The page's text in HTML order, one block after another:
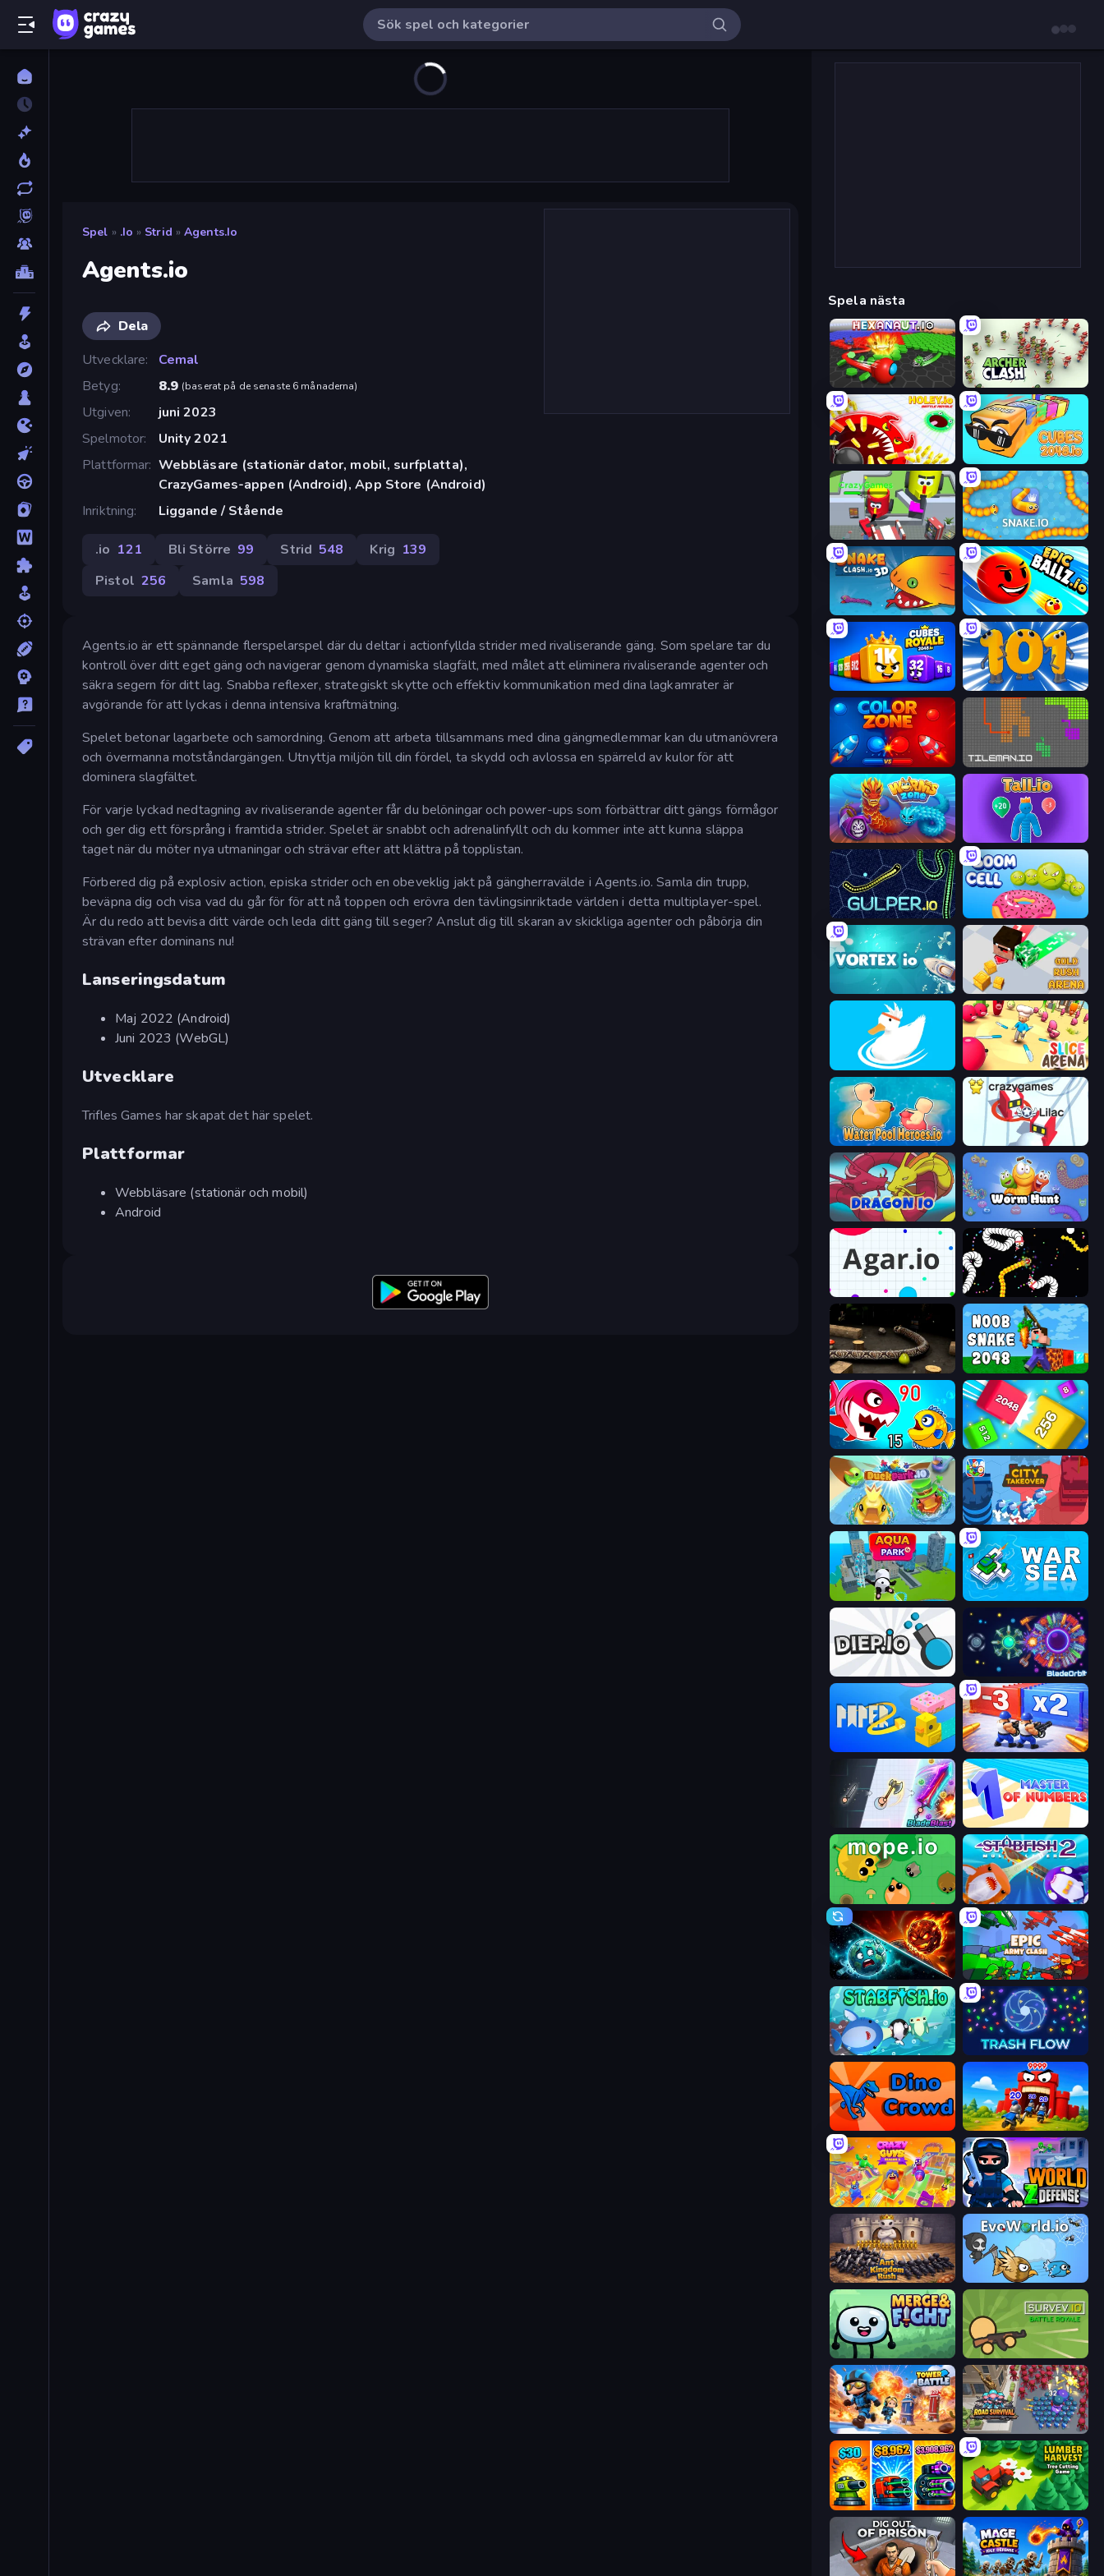
Spel » .io » Strid » Agents.io
Agents.io
Dela
Utvecklare
Cemal
Betyg
8.9 (baserat på de senaste 6 månaderna)
Utgiven
juni 2023
Spelmotor
Unity 2021
Plattformar Webbläsare (stationär dator, mobil, surfplatta),
CrazyGames-appen (Android), App Store (Android)
Inriktning
Liggande / Stående
.io 121 Bli Större 99 Strid 548 Krig 139
Pistol 256 Samla 598
Agents.io är ett spännande flerspelarspel där du deltar i actionfyllda strider med rivaliserande gäng. Som spelare tar du
kontroll över ditt eget gäng och navigerar genom dynamiska slagfält, med målet att eliminera rivaliserande agenter och
säkra segern för ditt lag. Snabba reflexer, strategiskt skytte och effektiv kommunikation med dina lagkamrater är
avgörande för att lyckas i denna intensiva kraftmätning.
Spelet betonar lagarbete och samordning. Genom att arbeta tillsammans med dina gängmedlemmar kan du utmanövrera
och övermanna motståndargängen. Utnyttja miljön till din fördel, ta skydd och avlossa en spärreld av kulor för att
dominera slagfältet.
För varje lyckad nedtagning av rivaliserande agenter får du belöningar och power-ups som förbättrar ditt gängs förmågor
och ger dig ett försprång i framtida strider. Spelet är snabbt och adrenalinfyllt och du kommer inte att kunna släppa
taget när du möter nya utmaningar och strävar efter att klättra på topplistan.
Förbered dig på explosiv action, episka strider och en obeveklig jakt på gängherravälde i Agents.io. Samla din trupp,
beväpna dig och visa vad du går för för att nå toppen och erövra den tävlingsinriktade världen i detta multiplayer-spel.
Är du redo att bevisa ditt värde och leda ditt gäng till seger? Anslut dig till skaran av skickliga agenter och påbörja din
strävan efter dominans nu!
Lanseringsdatum
Maj 2022 (Android)
Juni 2023 (WebGL)
Utvecklare
Trifles Games har skapat det här spelet.
Plattformar
Webbläsare (stationär och mobil)
Android
Spela nästa
Hexanaut.io Archer Clash
Holey.io Battle Royale Cubes 2048.io
CleanUp.IO Snake.io
Snake Clash.io EpicBallz.io
Cubes 2048 Royale Numbers Arena
Color Zone TileMan.io
Worms.Zone Tall.io
Gulper.io Boom Cell
Vortex.io Gold Rush Arena
Ducklings Slice Arena
Water Pool Heroes.io Snowball.io
Dragon.io Worm Hunt
Agar.io Worms.io
Snake 3D Noob Snake 2048
Fish Eat Getting Big Qube 2048
DuckPark.io City Takeover
Aquapark.io War Sea
Diep.io BladeOrbit.io
Battle Brigade
BladeBlast.io Master of Numbers
Mope.io Stabfish 2
PlanetCrush 2 Epic Army Clash
Stabfish.io Trash Flow
Dino Crowd TimeWarriors
Crazy Guys World Z Defense - Zombie Defense
Ant Kingdom Rush
Merge & Fight Survev.io
Tower Battle Road Survival
Pumpkin Defense: Merge Cannon Lumber Harvest: Tree Cutting Game